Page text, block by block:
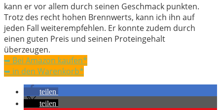
kann er vor allem durch seinen Geschmack punkten.
Trotz des recht hohen Brennwerts, kann ich ihn auf
jeden Fall weiterempfehlen. Er konnte zudem durch
einen guten Preis und seinen Proteingehalt
überzeugen.
➥ Bei Amazon kaufen*
➥ in den Warenkorb*
teilen
teilen